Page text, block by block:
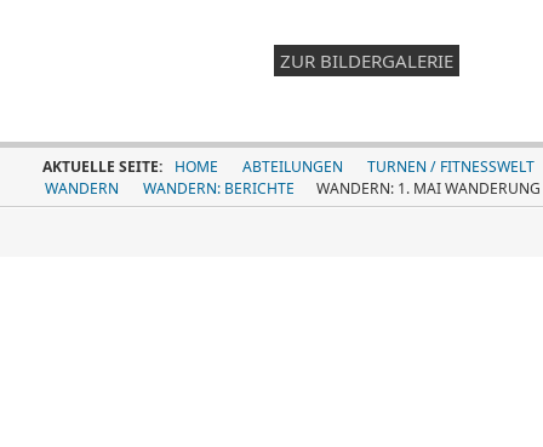
ZUR BILDERGALERIE
AKTUELLE SEITE: HOME ABTEILUNGEN
TURNEN / FITNESSWELT
WANDERN
WANDERN: BERICHTE WANDERN: 1. MAI